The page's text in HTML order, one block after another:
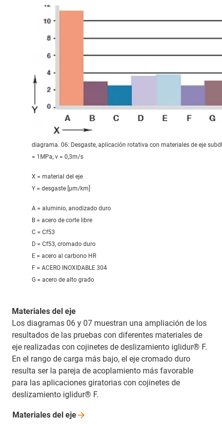
diagrama. 06: Desgaste, aplicación rotativa con materiales de eje
= 1MPa, v = 0,3m/s
X = material del eje
Y = desgaste [μm/km]
A = aluminio, anodizado duro
B = acero de corte libre
C = Cf53
D = Cf53, cromado duro
E = acero al carbono HR
F = ACERO INOXIDABLE 304
G = acero de alto grado
Materiales del eje
Los diagramas 06 y 07 muestran una ampliación de los
resultados de las pruebas con diferentes materiales de
eje realizadas con cojinetes de deslizamiento iglidur® F.
En el rango de carga más bajo, el eje cromado duro
resulta ser la pareja de acoplamiento más favorable
para las aplicaciones giratorias con cojinetes de
deslizamiento iglidur® F.
Materiales del eje